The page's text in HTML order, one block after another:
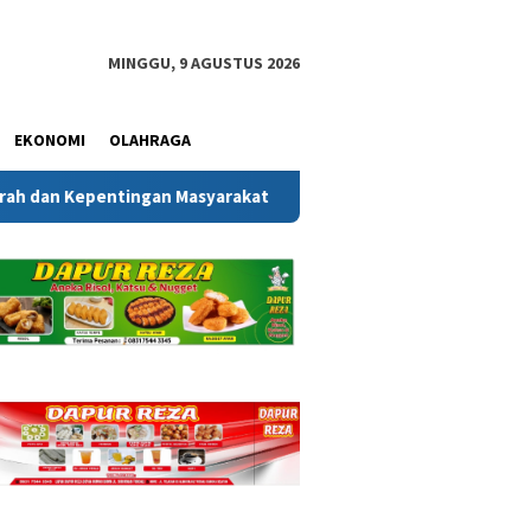
MINGGU, 9 AGUSTUS 2026
EKONOMI OLAHRAGA
Melalui Gerakan Bendera Merah Putih,